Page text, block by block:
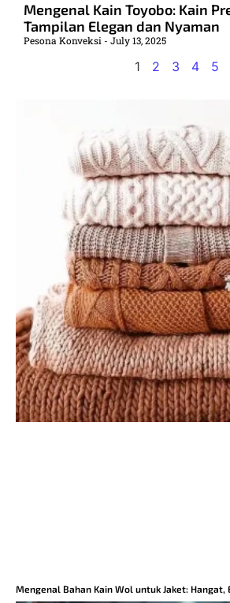
Mengenal Kain Toyobo: Kain
Tampilan Elegan dan Nyaman
Pesona Konveksi July 13, 2025
1 2 3 4 5
Mengenal Bahan Kain Wol untuk Jaket: Hangat,